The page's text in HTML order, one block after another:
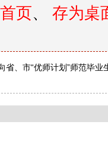
页、 存为桌
省、市“优师计划”师范毕业
告